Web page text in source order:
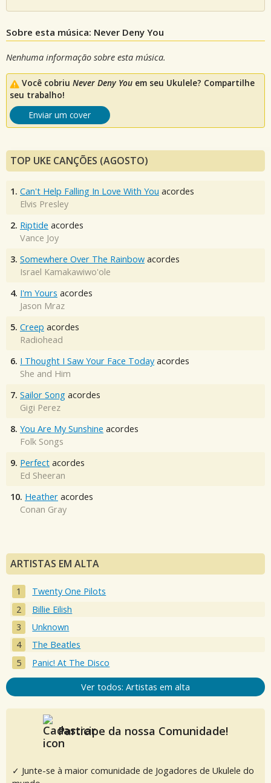
Sobre esta música: Never Deny You
Nenhuma informação sobre esta música.
Você cobriu Never Deny You em seu Ukulele? Compartilhe
seu trabalho!
Enviar um cover
TOP UKE CANÇÕES (AGOSTO)
1. Can't Help Falling In Love With You acordes
Elvis Presley
2. Riptide acordes
Vance Joy
3. Somewhere Over The Rainbow acordes
Israel Kamakawiwo'ole
4. I'm Yours acordes
Jason Mraz
5. Creep acordes
Radiohead
6. I Thought I Saw Your Face Today acordes
She and Him
7. Sailor Song acordes
Gigi Perez
8. You Are My Sunshine acordes
Folk Songs
9. Perfect acordes
Ed Sheeran
10. Heather acordes
Conan Gray
ARTISTAS EM ALTA
Twenty One Pilots
Billie Eilish
Unknown
The Beatles
Panic! At The Disco
Ver todos: Artistas em alta
Participe da nossa Comunidade!
✓ Junte-se à maior comunidade de Jogadores de Ukulele do